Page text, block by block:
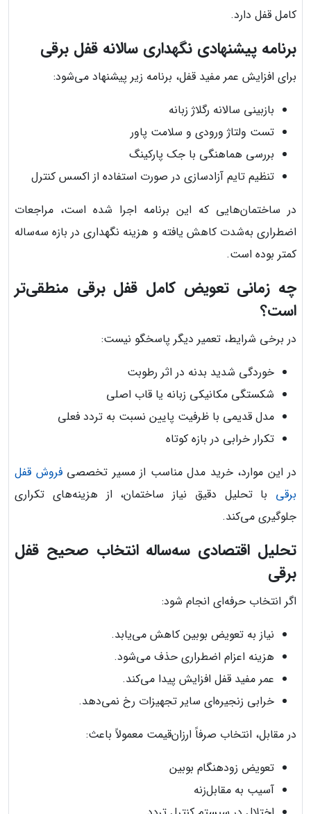
کامل قفل دارد.
برنامه پیشنهادی نگهداری سالانه قفل برقی
برای افزایش عمر مفید قفل، برنامه زیر پیشنهاد می‌شود:
بازبینی سالانه رگلاژ زبانه
تست ولتاژ ورودی و سلامت پاور
بررسی هماهنگی با جک پارکینگ
تنظیم تایم آزادسازی در صورت استفاده از اکسس کنترل
در ساختمان‌هایی که این برنامه اجرا شده است، مراجعات
اضطراری به‌شدت کاهش یافته و هزینه نگهداری در بازه سه‌ساله
کمتر بوده است.
چه زمانی تعویض کامل قفل برقی منطقی‌تر
است؟
در برخی شرایط، تعمیر دیگر پاسخگو نیست:
خوردگی شدید بدنه در اثر رطوبت
شکستگی مکانیکی زبانه یا قاب اصلی
مدل قدیمی با ظرفیت پایین نسبت به تردد فعلی
تکرار خرابی در بازه کوتاه
در این موارد، خرید مدل مناسب از مسیر تخصصیفروش قفل
برقی با تحلیل دقیق نیاز ساختمان، از هزینه‌های تکراری
جلوگیری می‌کند.
تحلیل اقتصادی سه‌ساله انتخاب صحیح قفل
برقی
اگر انتخاب حرفه‌ای انجام شود:
نیاز به تعویض بوبین کاهش می‌یابد.
هزینه اعزام اضطراری حذف می‌شود.
عمر مفید قفل افزایش پیدا می‌کند.
خرابی زنجیره‌ای سایر تجهیزات رخ نمی‌دهد.
در مقابل، انتخاب صرفاً ارزان‌قیمت معمولاً باعث:
تعویض زودهنگام بوبین
آسیب به مقابل‌زنه